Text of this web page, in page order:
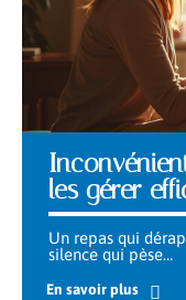
les gérer
Un repas qui
silence qui pèse…
En savoir plus